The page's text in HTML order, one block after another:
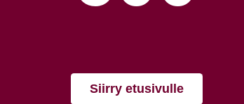
Siirry etusivulle